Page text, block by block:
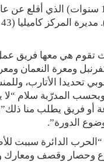
تتعدد اهتمامات المركز، والنجاحات التي يحققها، ومنها
حيث تقوم هي معها
ومعرة النعمان
تحديدا الأتارب،
المدرّبة سلام “لا
أو فريق يطلب منا
الدائرة سببت
وحصار وقصف ومعارك